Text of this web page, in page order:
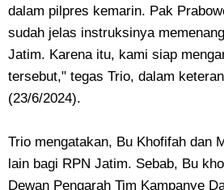
dalam pilpres kemarin. Pak
sudah jelas instruksinya
Jatim. Karena itu, kami siap
tersebut," tegas Trio, dalam
(23/6/2024).
Trio mengatakan, Bu Khofifah dan
lain bagi RPN Jatim. Sebab, Bu
Dewan Pengarah Tim Kampanye